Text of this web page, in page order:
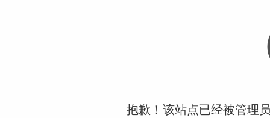
抱歉！该站点已经被管理